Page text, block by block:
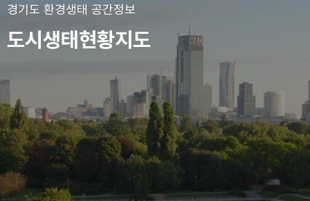
경기도 환경생태 공간정보
도시생태현황지도